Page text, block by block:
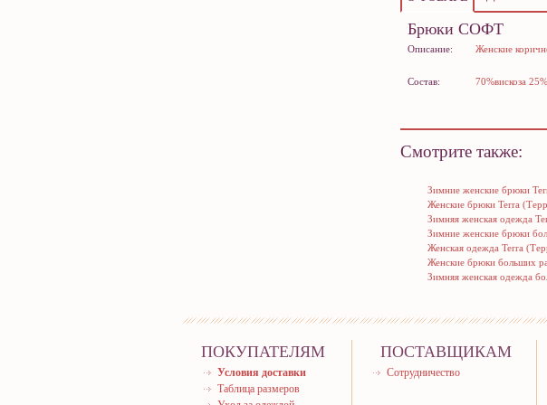
Брюки СОФТ
Описание: Женские
Состав: 70%вискоза
Смотрите также:
Зимние женские брюки
Женские брюки Terra
Зимняя женская одежда
Зимние женские брюки
Женская одежда Terra
Женские брюки больших
Зимняя женская одежда
ПОКУПАТЕЛЯМ
Условия доставки
Таблица размеров
ПОСТАВЩИКАМ
Сотрудничество